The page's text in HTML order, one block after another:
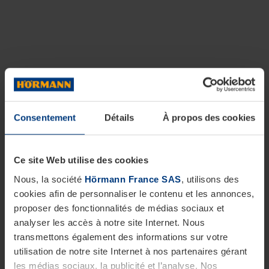
Consentement Détails À propos des cookies
Ce site Web utilise des cookies
Nous, la société Hörmann France SAS, utilisons des
cookies afin de personnaliser le contenu et les annonces,
proposer des fonctionnalités de médias sociaux et
analyser les accès à notre site Internet. Nous
transmettons également des informations sur votre
utilisation de notre site Internet à nos partenaires gérant
les médias sociaux, la publicité et l’analyse. Nos